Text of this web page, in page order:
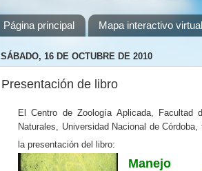
Página principal Mapa interactivo
SÁBADO, 16 DE OCTUBRE DE 2010
Presentación de libro
El Centro de Zoología Aplicada,
Naturales, Universidad Nacional de
la presentación del libro:
Manejo